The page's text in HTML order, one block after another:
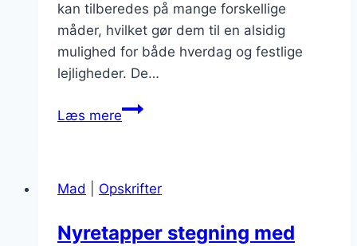
kan tilberedes på mange forskellige
måder, hvilket gør dem til en alsidig
mulighed for både hverdag og festlige
lejligheder. De…
Læs mereNyretapper
opskrift
Mad Opskrifter
Nyretapper stegning med